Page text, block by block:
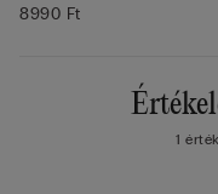
8990 Ft
1